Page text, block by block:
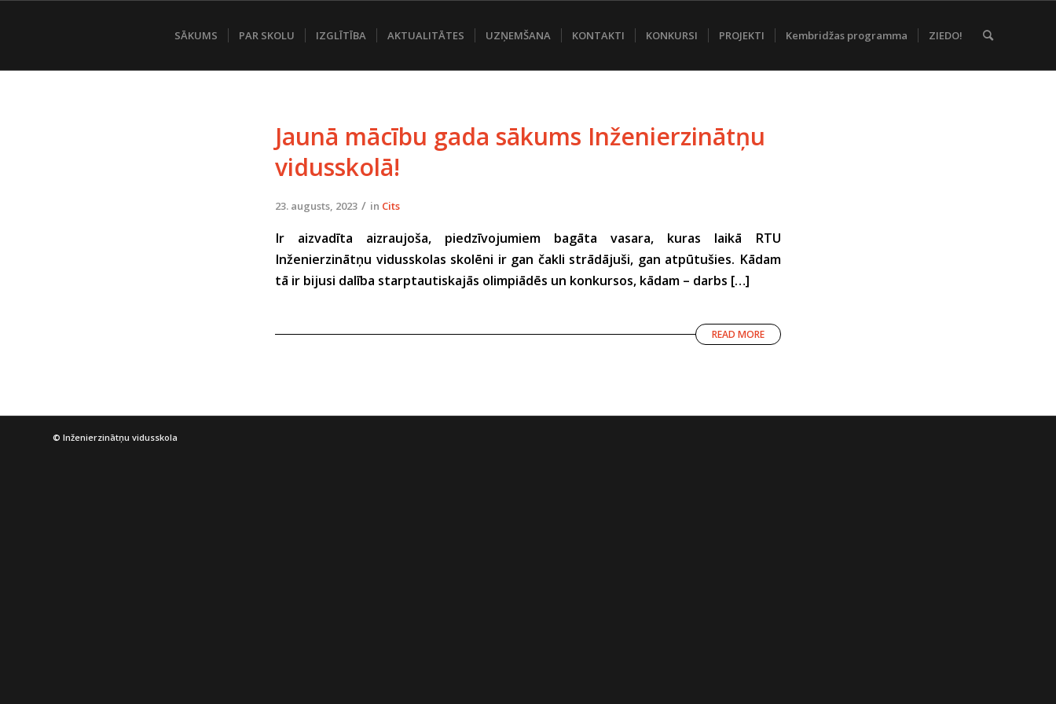
SĀKUMS PAR SKOLU IZGLĪTĪBA AKTUALITĀTES UZŅEMŠANA KONTAKTI KONKURSI PROJEKTI Kembridžas programma ZIEDO!
Jaunā mācību gada sākums Inženierzinātņu
vidusskolā!
23. augusts, 2023 / in Cits
Ir aizvadīta aizraujoša, piedzīvojumiem bagāta vasara, kuras laikā RTU
Inženierzinātņu vidusskolas skolēni ir gan čakli strādājuši, gan atpūtušies. Kādam
tā ir bijusi dalība starptautiskajās olimpiādēs un konkursos, kādam – darbs […]
READ MORE
© Inženierzinātņu vidusskola